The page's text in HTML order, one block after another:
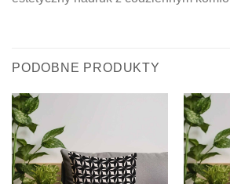
PODOBNE PRODUKTY